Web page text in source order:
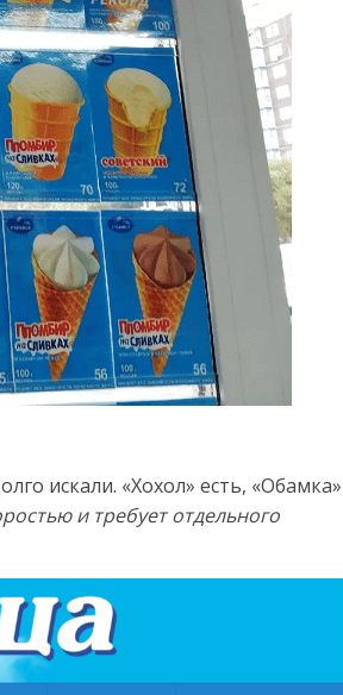
искали. «Хохол» есть, «Обамка»
и требует отдельного